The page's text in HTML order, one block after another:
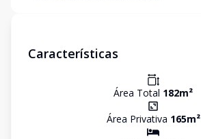
Características
Área Total 182m²
Área Privativa 165m²